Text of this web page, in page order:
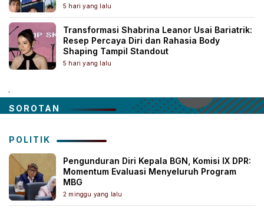
5 hari yang lalu
Transformasi Shabrina Leanor Usai Bariatrik:
Resep Percaya Diri dan Rahasia Body
Shaping Tampil Standout
5 hari yang lalu
.
SOROTAN
POLITIK
Pengunduran Diri Kepala BGN, Komisi IX DPR:
Momentum Evaluasi Menyeluruh Program
MBG
2 minggu yang lalu